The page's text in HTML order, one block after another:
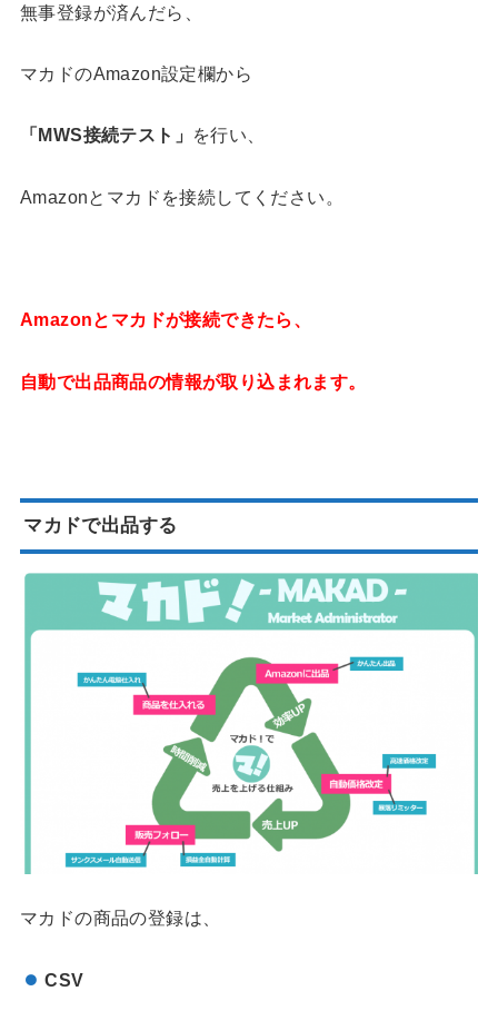
無事登録が済んだら、
マカドのAmazon設定欄から
「MWS接続テスト」 を行い、
Amazonとマカドを接続してください。
Amazonとマカドが接続できたら、
自動で出品商品の情報が取り込まれます。
マカドで出品する
マカドの商品の登録は、
CSV